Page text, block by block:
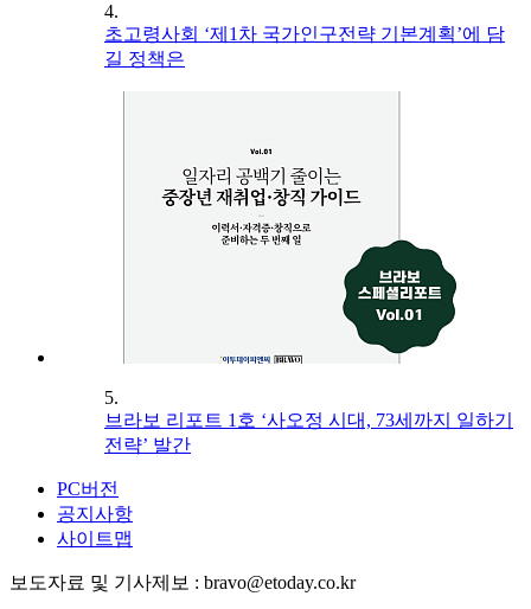
4.
초고령사회 ‘제1차 국가인구전략 기본계획’에 담
길 정책은
5.
브라보 리포트 1호 ‘사오정 시대, 73세까지 일하기
전략’ 발간
PC버전
공지사항
사이트맵
보도자료 및 기사제보 : bravo@etoday.co.kr